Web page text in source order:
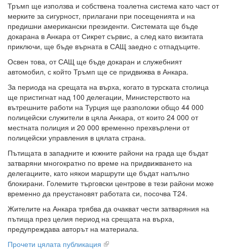
Тръмп ще използва и собствена тоалетна система като част от
мерките за сигурност, прилагани при посещенията и на
предишни американски президенти. Системата ще бъде
докарана в Анкара от Сикрет сървис, а след като визитата
приключи, ще бъде върната в САЩ заедно с отпадъците.
Освен това, от САЩ ще бъде докаран и служебният
автомобил, с който Тръмп ще се придвижва в Анкара.
За периода на срещата на върха, когато в турската столица
ще пристигнат над 100 делегации, Министерството на
вътрешните работи на Турция ще разположи общо 44 000
полицейски служители в цяла Анкара, от които 24 000 от
местната полиция и 20 000 временно прехвърлени от
полицейски управления в цялата страна.
Пътищата в западните и южните райони на града ще бъдат
затваряни многократно по време на придвижването на
делегациите, като някои маршрути ще бъдат напълно
блокирани. Големите търговски центрове в тези райони може
временно да преустановят работата си, посочва Т24.
Жителите на Анкара трябва да очакват чести затваряния на
пътища през целия период на срещата на върха,
предупреждава авторът на материала.
Прочети цялата публикация